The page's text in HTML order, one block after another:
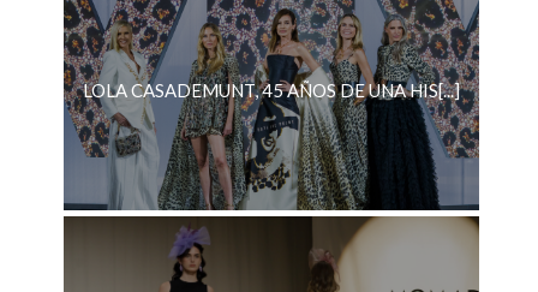
LOLA CASADEMUNT, 45 AÑOS DE UNA HIS[...]